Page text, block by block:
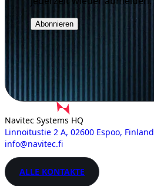
Navitec Systems HQ
Linnoitustie 2 A, 02600 Espoo, Finland
info@navitec.fi
ALLE KONTAKTE